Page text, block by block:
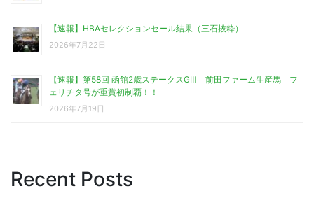
【速報】HBAセレクションセール結果（三石抜粋）
2026年7月22日
【速報】第58回 函館2歳ステークスGⅢ 前田ファーム生産馬 フ
ェリチタ号が重賞初制覇！！
2026年7月19日
Recent Posts